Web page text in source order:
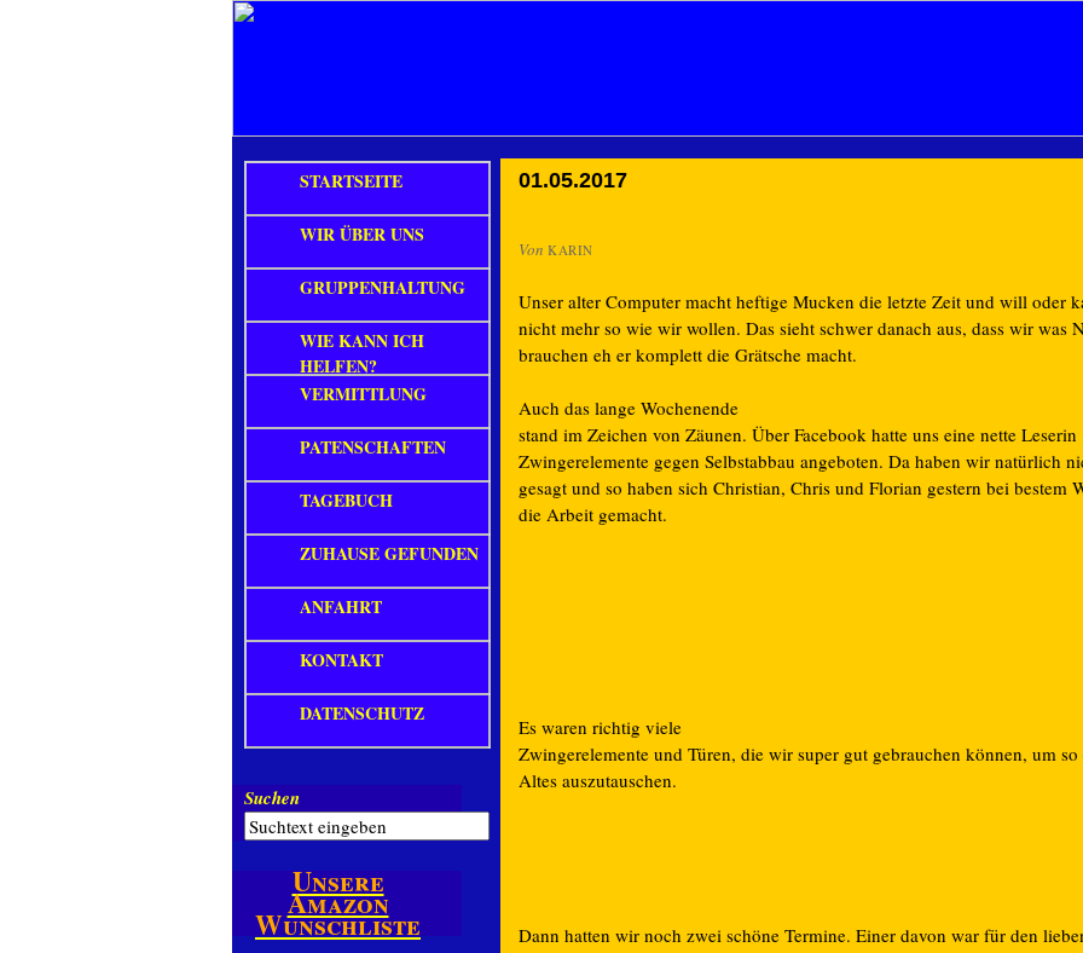
01.05.2017
Von KARIN
Unser alter Computer macht heftige Mucken die letzte Zeit und will oder
nicht mehr so wie wir wollen. Das sieht schwer danach aus, dass wir was
brauchen eh er komplett die Grätsche macht.
Auch das lange Wochenende
stand im Zeichen von Zäunen. Über Facebook hatte uns eine nette Leserin
Zwingerelemente gegen Selbstabbau angeboten. Da haben wir natürlich
gesagt und so haben sich Christian, Chris und Florian gestern bei bestem
die Arbeit gemacht.
Es waren richtig viele
Zwingerelemente und Türen, die wir super gut gebrauchen können, um so
Altes auszutauschen.
Dann hatten wir noch zwei schöne Termine. Einer davon war für den
STARTSEITE
WIR ÜBER UNS
GRUPPENHALTUNG
WIE KANN ICH
HELFEN?
VERMITTLUNG
PATENSCHAFTEN
TAGEBUCH
ZUHAUSE GEFUNDEN
ANFAHRT
KONTAKT
DATENSCHUTZ
Suchen
Unsere
Amazon
Wunschliste